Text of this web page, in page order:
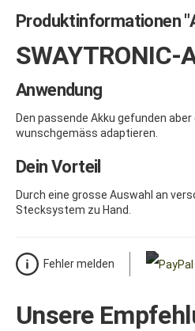
Produktinformationen
SWAYTRONIC-
Anwendung
Den passende Akku gefunden
wunschgemäss adaptieren.
Dein Vorteil
Durch eine grosse Auswahl an
Stecksystem zu Hand.
Fehler melden
Unsere